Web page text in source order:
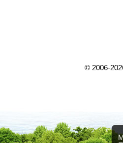
© 2006-